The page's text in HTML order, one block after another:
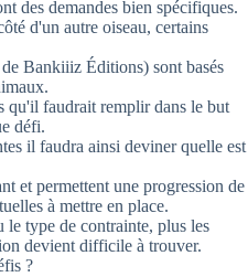
des demandes bien spécifiques.
d'un autre oiseau, certains
Bankiiiz Éditions) sont basés
qu'il faudrait remplir dans le but
défi.
il faudra ainsi deviner quelle est
et permettent une progression de
à mettre en place.
type de contrainte, plus les
devient difficile à trouver.
?